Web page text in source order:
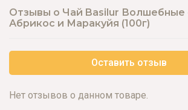
Отзывы о Чай Basilur Волшебные
Абрикос и Маракуйя (100г)
Оставить отзыв
Нет отзывов о данном товаре.